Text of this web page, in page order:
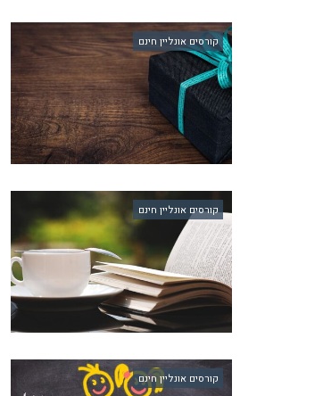
קורסים אונליין חינם
קורסים אונליין חינם
קורסים אונליין חינם